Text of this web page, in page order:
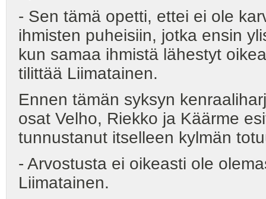
- Sen tämä opetti, ettei ei ole
ihmisten puheisiin, jotka ensin
kun samaa ihmistä lähestyt
tilittää Liimatainen.
Ennen tämän syksyn
osat Velho, Riekko ja Käärme
tunnustanut itselleen kylmän
- Arvostusta ei oikeasti ole
Liimatainen.